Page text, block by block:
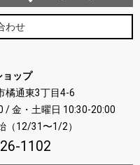
わせ
ョップ
橘通東3丁目4-6
/ 金・土曜日 10:30-20:00
（12/31〜1/2）
1102